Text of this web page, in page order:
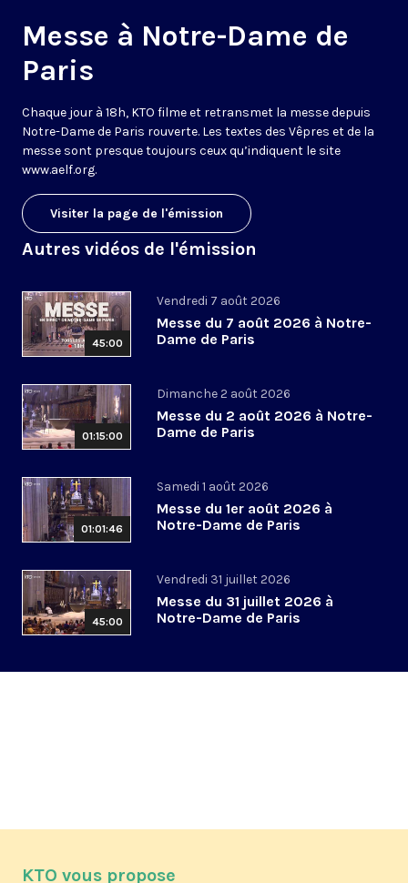
Messe à Notre-Dame de
Paris
Chaque jour à 18h, KTO filme et retransmet la messe depuis
Notre-Dame de Paris rouverte. Les textes des Vêpres et de la
messe sont presque toujours ceux qu’indiquent le site
www.aelf.org.
Visiter la page de l'émission
Autres vidéos de l'émission
45:00
Vendredi 7 août 2026
Messe du 7 août 2026 à Notre-
Dame de Paris
01:15:00
Dimanche 2 août 2026
Messe du 2 août 2026 à Notre-
Dame de Paris
01:01:46
Samedi 1 août 2026
Messe du 1er août 2026 à
Notre-Dame de Paris
45:00
Vendredi 31 juillet 2026
Messe du 31 juillet 2026 à
Notre-Dame de Paris
KTO vous propose